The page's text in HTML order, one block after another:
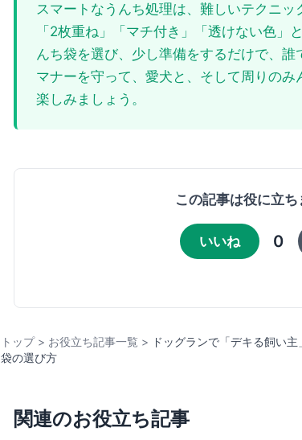
スマートなうんち処理は、難しいテクニッ
「2枚重ね」「マチ付き」「透けない色」
んち袋を選び、少し準備をするだけで、誰
マナーを守って、愛犬と、そして周りの
楽しみましょう。
この記事は役に立ち
いいね 0
トップ > お役立ち記事一覧 > ドッグランで「デキる飼い
袋の選び方
関連のお役立ち記事